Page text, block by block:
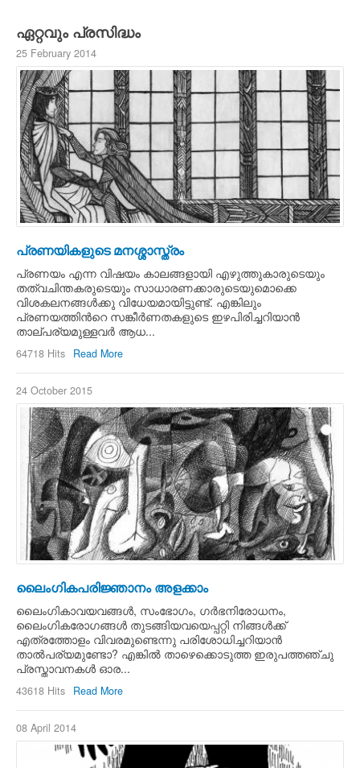
ഏറ്റവും പ്രസിദ്ധം
25 February 2014
പ്രണയികളുടെ മനശ്ശാസ്ത്രം
പ്രണയം എന്ന വിഷയം കാലങ്ങളായി എഴുത്തുകാരുടെയും
തത്വചിന്തകരുടെയും സാധാരണക്കാരുടെയുമൊക്കെ
വിശകലനങ്ങള്‍ക്കു വിധേയമായിട്ടുണ്ട്. എങ്കിലും
പ്രണയത്തിന്‍റെ സങ്കീര്‍ണതകളുടെ ഇഴപിരിച്ചറിയാന്‍
താല്പര്യമുള്ളവര്‍ ആധ...
64718 Hits Read More
24 October 2015
ലൈംഗികപരിജ്ഞാനം അളക്കാം
ലൈംഗികാവയവങ്ങള്‍, സംഭോഗം, ഗര്‍ഭനിരോധനം,
ലൈംഗികരോഗങ്ങള്‍ തുടങ്ങിയവയെപ്പറ്റി നിങ്ങള്‍ക്ക്
എത്രത്തോളം വിവരമുണ്ടെന്നു പരിശോധിച്ചറിയാന്‍
താല്‍പര്യമുണ്ടോ? എങ്കില്‍ താഴെക്കൊടുത്ത ഇരുപത്തഞ്ചു
പ്രസ്താവനകള്‍ ഓര...
43618 Hits Read More
08 April 2014